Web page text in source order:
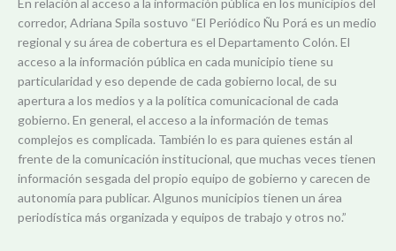
En relación al acceso a la información pública en los municipios del
corredor, Adriana Spila sostuvo “El Periódico Ñu Porá es un medio
regional y su área de cobertura es el Departamento Colón. El
acceso a la información pública en cada municipio tiene su
particularidad y eso depende de cada gobierno local, de su
apertura a los medios y a la política comunicacional de cada
gobierno. En general, el acceso a la información de temas
complejos es complicada. También lo es para quienes están al
frente de la comunicación institucional, que muchas veces tienen
información sesgada del propio equipo de gobierno y carecen de
autonomía para publicar. Algunos municipios tienen un área
periodística más organizada y equipos de trabajo y otros no.”